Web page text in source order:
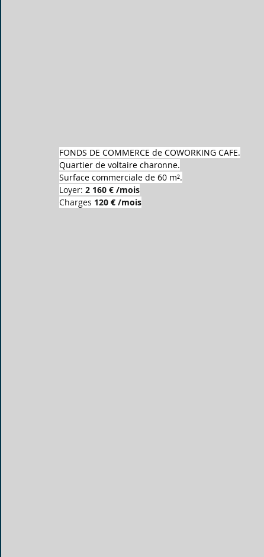
FONDS DE COMMERCE de COWORKING CAFE.
Quartier de voltaire charonne.
Surface commerciale de 60 m².
Loyer: 2 160 € /mois
Charges 120 € /mois